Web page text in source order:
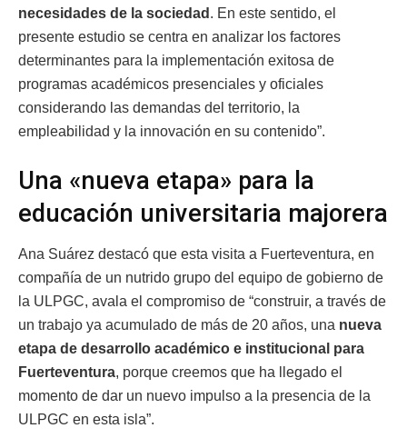
necesidades de la sociedad . En este sentido, el
presente estudio se centra en analizar los factores
determinantes para la implementación exitosa de
programas académicos presenciales y oficiales
considerando las demandas del territorio, la
empleabilidad y la innovación en su contenido”.
Una «nueva etapa» para la
educación universitaria majorera
Ana Suárez destacó que esta visita a Fuerteventura, en
compañía de un nutrido grupo del equipo de gobierno de
la ULPGC, avala el compromiso de “construir, a través de
un trabajo ya acumulado de más de 20 años, una nueva
etapa de desarrollo académico e institucional para
Fuerteventura, porque creemos que ha llegado el
momento de dar un nuevo impulso a la presencia de la
ULPGC en esta isla”.